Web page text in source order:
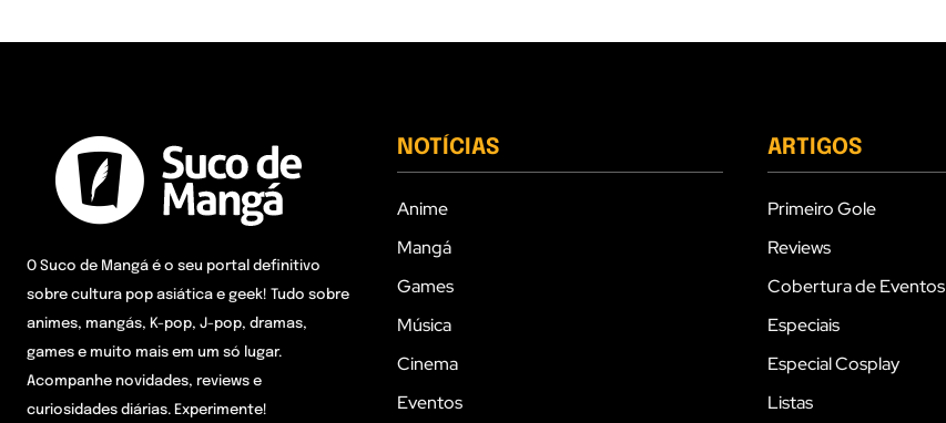
O Suco de Mangá é o seu portal definitivo
sobre cultura pop asiática e geek! Tudo sobre
animes, mangás, K-pop, J-pop, dramas,
games e muito mais em um só lugar.
Acompanhe novidades, reviews e
curiosidades diárias. Experimente!
NOTÍCIAS
Anime
Mangá
Games
Música
Cinema
Eventos
ARTIGOS
Primeiro Gole
Reviews
Cobertura de Eventos
Especiais
Especial Cosplay
Listas